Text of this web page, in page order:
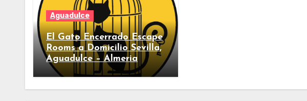
Aguadulce
El Gato Encerrado Escape
Rooms a Domicilio Sevilla,
Aguadulce – Almeria